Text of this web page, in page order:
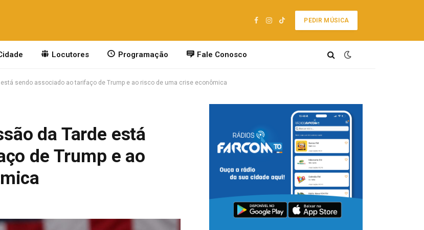
Facebook
Instagram
TikTok
PEDIR MÚSICA
Locutores Programação Fale Conosco
sendo associado ao tarifaço de Trump e ao risco de uma crise econômica
da Tarde está
de Trump e ao